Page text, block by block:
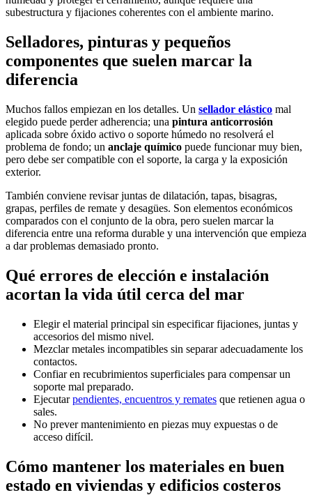
subestructura y fijaciones coherentes con el ambiente marino.
Selladores, pinturas y pequeños
componentes que suelen marcar la
diferencia
Muchos fallos empiezan en los detalles. Un sellador elástico mal
elegido puede perder adherencia; una pintura anticorrosión
aplicada sobre óxido activo o soporte húmedo no resolverá el
problema de fondo; un anclaje químico puede funcionar muy bien,
pero debe ser compatible con el soporte, la carga y la exposición
exterior.
También conviene revisar juntas de dilatación, tapas, bisagras,
grapas, perfiles de remate y desagües. Son elementos económicos
comparados con el conjunto de la obra, pero suelen marcar la
diferencia entre una reforma durable y una intervención que empieza
a dar problemas demasiado pronto.
Qué errores de elección e instalación
acortan la vida útil cerca del mar
Elegir el material principal sin especificar fijaciones, juntas y
accesorios del mismo nivel.
Mezclar metales incompatibles sin separar adecuadamente los
contactos.
Confiar en recubrimientos superficiales para compensar un
soporte mal preparado.
Ejecutarpendientes, encuentros y remates que retienen agua o
sales.
No prever mantenimiento en piezas muy expuestas o de
acceso difícil.
Cómo mantener los materiales en buen
estado en viviendas y edificios costeros